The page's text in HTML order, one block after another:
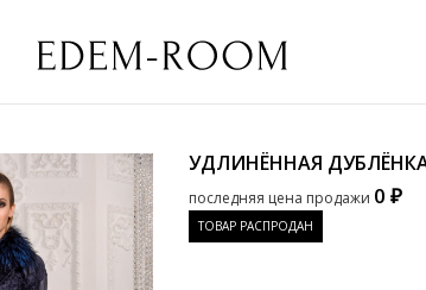
УДЛИНЁННАЯ
последняя цена продажи 0 ₽
ТОВАР РАСПРОДАН